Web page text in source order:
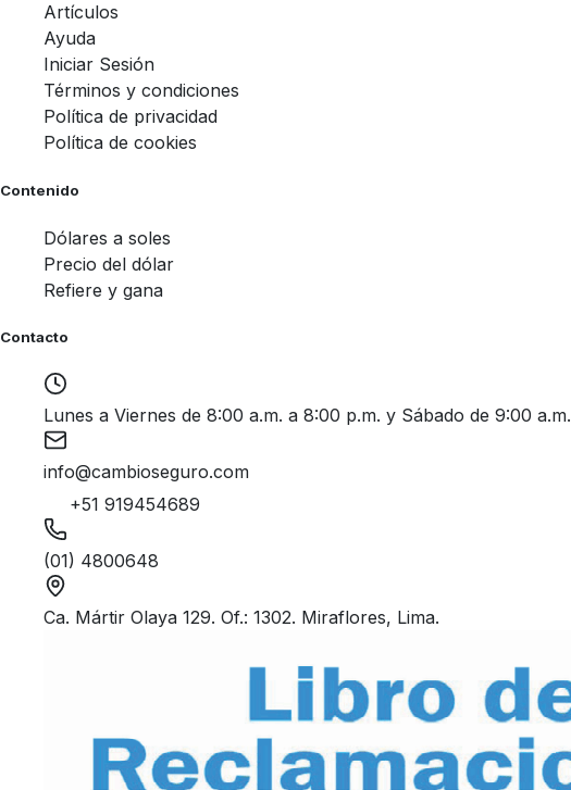
Artículos
Ayuda
Iniciar Sesión
Términos y condiciones
Política de privacidad
Política de cookies
Contenido
Dólares a soles
Precio del dólar
Refiere y gana
Contacto
Lunes a Viernes de 8:00 a.m. a 8:00 p.m. y Sábado de 9:00
info@cambioseguro.com
+51 919454689
(01) 4800648
Ca. Mártir Olaya 129. Of.: 1302. Miraflores, Lima.